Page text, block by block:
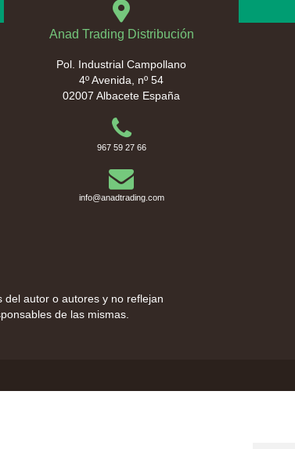
Anad Trading Distribución
Pol. Industrial Campollano
4º Avenida, nº 54
02007 Albacete España
967 59 27 66
info@anadtrading.com
del autor o autores y no reflejan
de las mismas.